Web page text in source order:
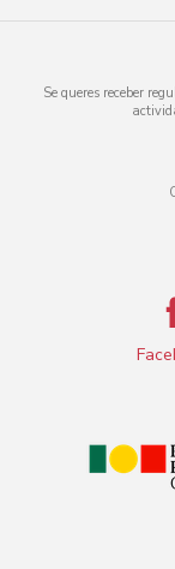
Se queres receber